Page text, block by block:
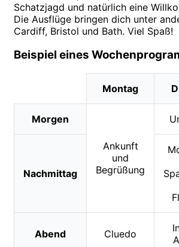
Schatzjagd und natürlich eine
Die Ausflüge bringen dich unter
Cardiff, Bristol und Bath. Viel Spaß!
Beispiel eines
Montag
Morgen
Ankunft
und
Begrüßung
Nachmittag
Abend Cluedo